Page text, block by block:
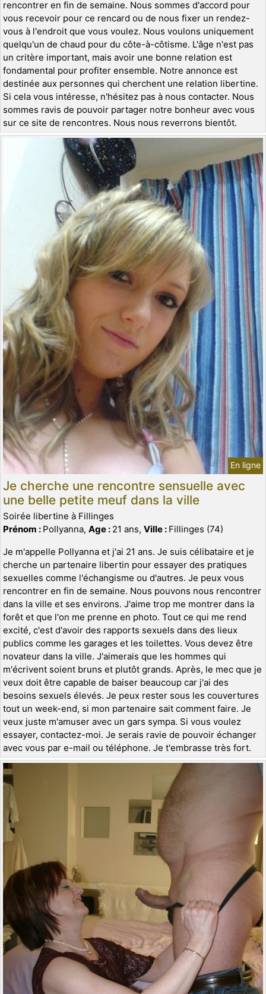
rencontrer en fin de semaine. Nous sommes d'accord pour
vous recevoir pour ce rencard ou de nous fixer un rendez-
vous à l'endroit que vous voulez. Nous voulons uniquement
quelqu'un de chaud pour du côte-à-côtisme. L'âge n'est pas
un critère important, mais avoir une bonne relation est
fondamental pour profiter ensemble. Notre annonce est
destinée aux personnes qui cherchent une relation libertine.
Si cela vous intéresse, n'hésitez pas à nous contacter. Nous
sommes ravis de pouvoir partager notre bonheur avec vous
sur ce site de rencontres. Nous nous reverrons bientôt.
En ligne
Je cherche une rencontre sensuelle avec
une belle petite meuf dans la ville
Soirée libertine à Fillinges
Prénom : Pollyanna, Age : 21 ans, Ville : Fillinges (74)
Je m'appelle Pollyanna et j'ai 21 ans. Je suis célibataire et je
cherche un partenaire libertin pour essayer des pratiques
sexuelles comme l'échangisme ou d'autres. Je peux vous
rencontrer en fin de semaine. Nous pouvons nous rencontrer
dans la ville et ses environs. J'aime trop me montrer dans la
forêt et que l'on me prenne en photo. Tout ce qui me rend
excité, c'est d'avoir des rapports sexuels dans des lieux
publics comme les garages et les toilettes. Vous devez être
novateur dans la ville. J'aimerais que les hommes qui
m'écrivent soient bruns et plutôt grands. Après, le mec que je
veux doit être capable de baiser beaucoup car j'ai des
besoins sexuels élevés. Je peux rester sous les couvertures
tout un week-end, si mon partenaire sait comment faire. Je
veux juste m'amuser avec un gars sympa. Si vous voulez
essayer, contactez-moi. Je serais ravie de pouvoir échanger
avec vous par e-mail ou téléphone. Je t'embrasse très fort.